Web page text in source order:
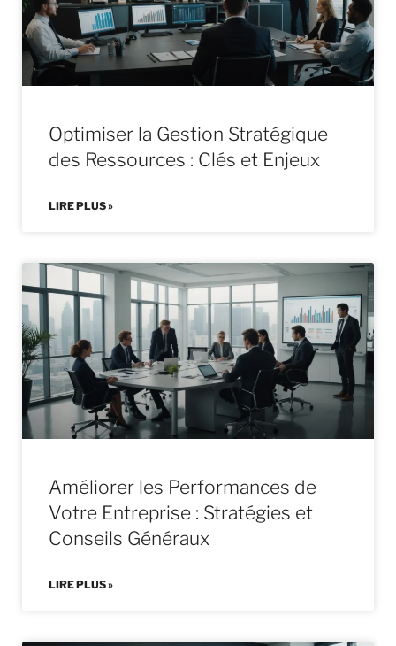
Optimiser la Gestion Stratégique
des Ressources : Clés et Enjeux
LIRE PLUS »
Améliorer les Performances de
Votre Entreprise : Stratégies et
Conseils Généraux
LIRE PLUS »